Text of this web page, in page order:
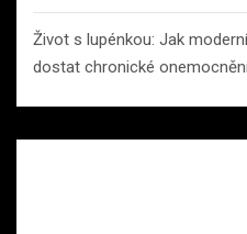
Život s lupénkou: Jak
dostat chronické